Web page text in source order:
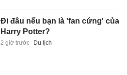
Đi đâu nếu bạn là 'fan cứng' của
Harry Potter?
2 giờ trước Du lịch